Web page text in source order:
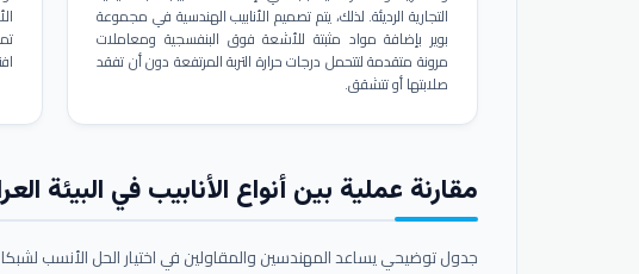
التجارية الرديئة. لذلك، يتم تصميم الأنابيب الهندسية في مجموعة
بوير بإضافة مواد مثبتة للأشعة فوق البنفسجية ومعاملات
مرونة متقدمة لتتحمل درجات حرارة التربة المرتفعة دون أن تفقد
صلابتها أو تتشقق.
مقارنة عملية بين أنواع الأنابيب في البيئة
جدول توضيحي يساعد المهندسين والمقاولين في اختيار الحل الأنسب